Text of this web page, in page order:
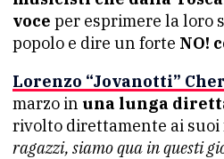
voce per esprimere la loro
popolo e dire un forte NO!
Lorenzo “Jovanotti”
marzo in una lunga
rivolto direttamente ai suoi
ragazzi, siamo qua in questi